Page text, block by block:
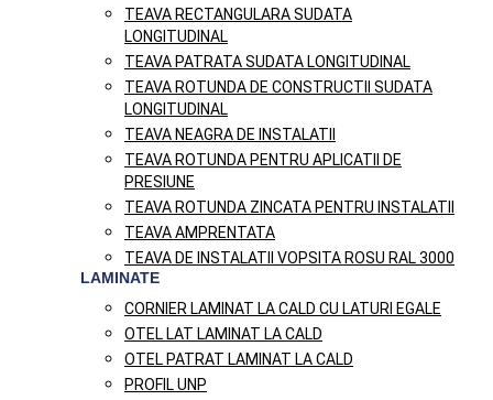
TEAVA RECTANGULARA SUDATA
LONGITUDINAL
TEAVA PATRATA SUDATA LONGITUDINAL
TEAVA ROTUNDA DE CONSTRUCTII SUDATA
LONGITUDINAL
TEAVA NEAGRA DE INSTALATII
TEAVA ROTUNDA PENTRU APLICATII DE
PRESIUNE
TEAVA ROTUNDA ZINCATA PENTRU INSTALATII
TEAVA AMPRENTATA
TEAVA DE INSTALATII VOPSITA ROSU RAL 3000
LAMINATE
CORNIER LAMINAT LA CALD CU LATURI EGALE
OTEL LAT LAMINAT LA CALD
OTEL PATRAT LAMINAT LA CALD
PROFIL UNP